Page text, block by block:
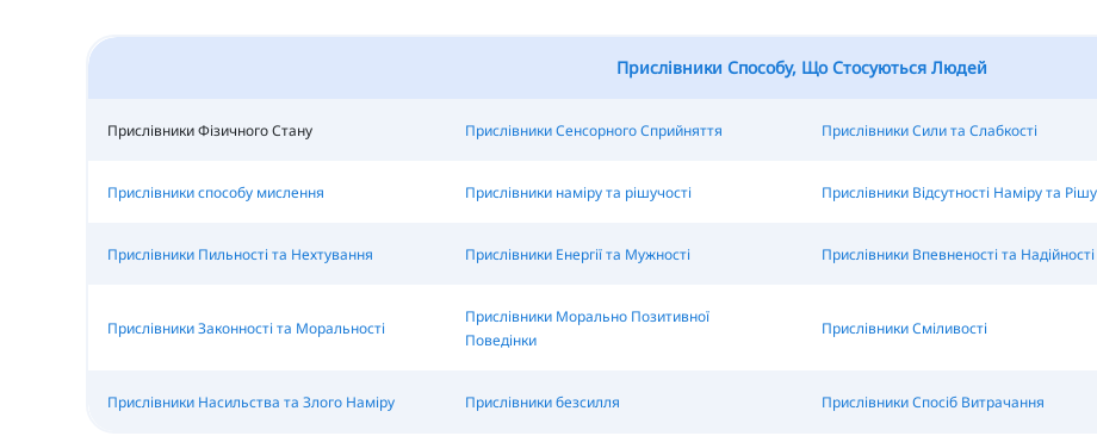
Прислівники Способу, Що Стосуються Людей
Прислівники Фізичного Стану Прислівники Сенсорного Сприйняття Прислівники Сили та Слабкості
Прислівники способу мислення Прислівники наміру та рішучості Прислівники Відсутності Наміру та
Прислівники Пильності та Нехтування Прислівники Енергії та Мужності Прислівники Впевненості та Надійності
Прислівники Законності та Моральності
Прислівники Морально Позитивної
Поведінки
Прислівники Сміливості
Прислівники Насильства та Злого Наміру Прислівники безсилля Прислівники Спосіб Витрачання